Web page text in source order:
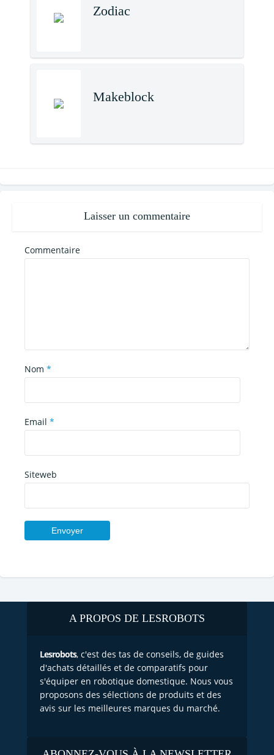
Zodiac
Makeblock
Laisser un commentaire
Commentaire
Nom *
Email *
Siteweb
A PROPOS DE LESROBOTS
Lesrobots, c'est des tas de conseils, de guides
d'achats détaillés et de comparatifs pour
s'équiper en robotique domestique. Nous vous
proposons des sélections de produits et des
avis sur les meilleures marques du marché.